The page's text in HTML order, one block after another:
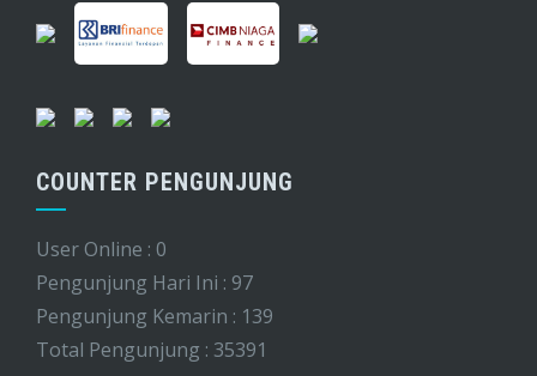
COUNTER PENGUNJUNG
User Online : 0
Pengunjung Hari Ini : 97
Pengunjung Kemarin : 139
Total Pengunjung : 35391